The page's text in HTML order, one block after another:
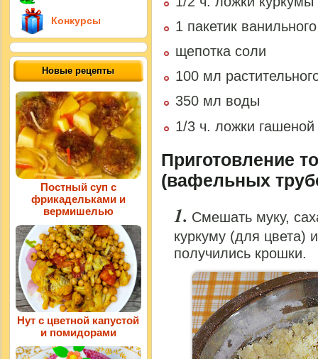
1 пакетик
щепотка соли
100 мл
350 мл воды
1/3 ч. ложки
Приготовление
(вафельных
Смешать муку,
куркуму (для цвета)
получились крошки.
Конкурсы
Новые рецепты
Постный суп с
фрикадельками и
вермишелью
Нут с цветной капустой
и помидорами